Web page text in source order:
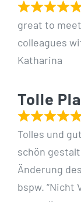
great to
colleagues
Katharina
Tolle
Tolles und
schön
Änderung
bspw. “Nicht